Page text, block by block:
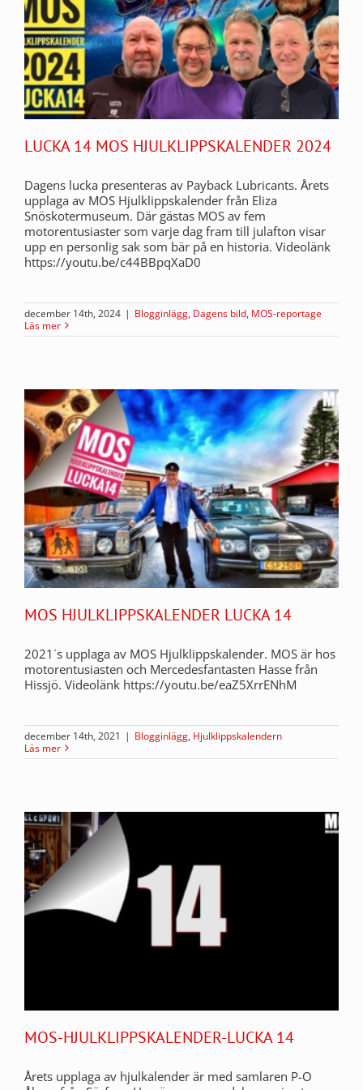
LUCKA 14 MOS HJULKLIPPSKALENDER 2024
Dagens lucka presenteras av Payback Lubricants. Årets
upplaga av MOS Hjulklippskalender från Eliza
Snöskotermuseum. Där gästas MOS av fem
motorentusiaster som varje dag fram till julafton visar
upp en personlig sak som bär på en historia. Videolänk
https://youtu.be/c44BBpqXaD0
december 14th, 2024 | Blogginlägg, Dagens bild, MOS-reportage
Läs mer
MOS HJULKLIPPSKALENDER LUCKA 14
2021´s upplaga av MOS Hjulklippskalender. MOS är hos
motorentusiasten och Mercedesfantasten Hasse från
Hissjö. Videolänk https://youtu.be/eaZ5XrrENhM
december 14th, 2021 | Blogginlägg, Hjulklippskalendern
Läs mer
MOS-HJULKLIPPSKALENDER-LUCKA 14
Årets upplaga av hjulkalender är med samlaren P-O